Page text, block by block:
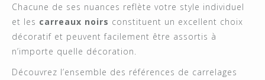
Chacune de ses nuances reflète votre style individuel
et les carreaux noirs constituent un excellent choix
décoratif et peuvent facilement être assortis à
n’importe quelle décoration.
Découvrez l’ensemble des références de carrelages